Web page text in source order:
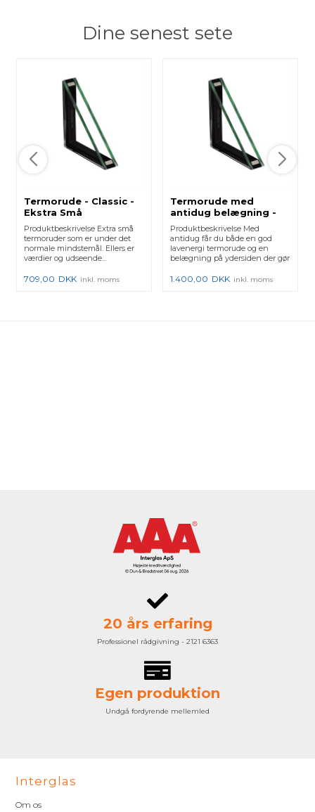
Dine senest sete
Termorude - Classic -
Ekstra Små
Produktbeskrivelse Extra små
termoruder som er under det
normale mindstemål. Ellers er
værdier og udseende...
709,00 DKK inkl. moms
Termorude med
antidug belægning -
Varmkant
Produktbeskrivelse Med
antidug får du både en god
lavenergi termorude og en
belægning på ydersiden der gør
1.400,00 DKK inkl. moms
20 års erfaring
Professionel rådgivning - 2121 6363
Egen produktion
Undgå fordyrende mellemled
Interglas
Om os